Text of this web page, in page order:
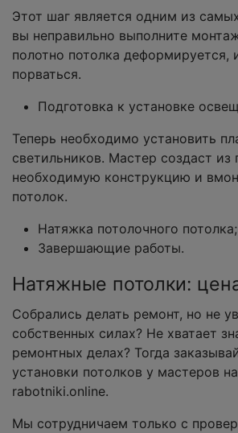
Этот шаг является одним из
вы неправильно выполните
полотно потолка
порваться.
Подготовка к установке
Теперь необходимо установить
светильников. Мастер создаст из
необходимую конструкцию и
потолок.
Натяжка потолочного потолка;
Завершающие работы.
Натяжные потолки:
Собрались делать ремонт, но не
собственных силах? Не хватает
ремонтных делах? Тогда
установки потолков у мастеров
rabotniki.online.
Мы сотрудничаем только с